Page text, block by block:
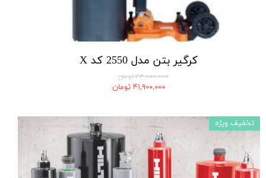
کرگیر بتن مدل 2550 کد X
۴۳,۰۰۰,۰۰۰ تومان
۴۱,۹۰۰,۰۰۰ تومان
تخفیف ویژه